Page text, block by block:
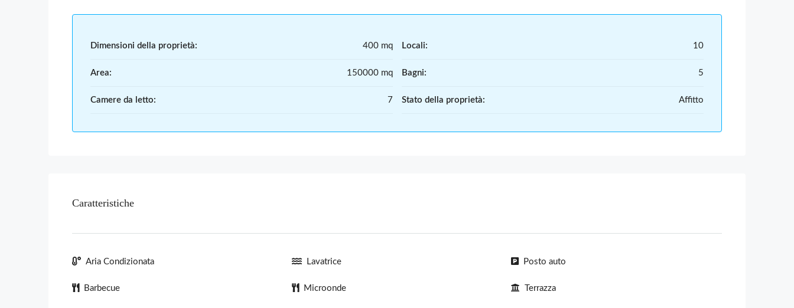
Dimensioni della proprietà: 400 mq
Area: 150000 mq
Camere da letto: 7
Locali: 10
Bagni: 5
Stato della proprietà: Affitto
Caratteristiche
Aria Condizionata
Barbecue
Lavatrice
Microonde
Posto auto
Terrazza